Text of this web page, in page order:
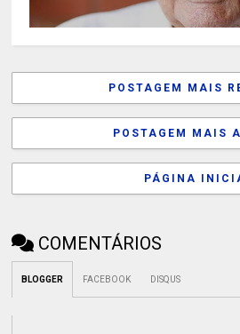
POSTAGEM MAIS
POSTAGEM MAIS
PÁGINA
COMENTÁRIOS
BLOGGER FACEBOOK DISQUS